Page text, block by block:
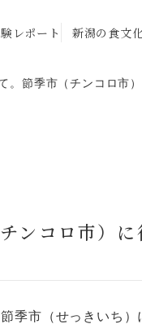
レポート 新潟の食文
。節季市（チンコロ市
ンコロ市）に
季市（せっきいち）